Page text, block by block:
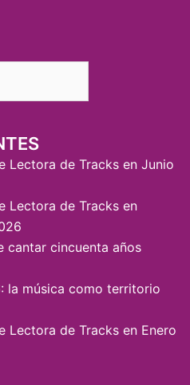
Lectora de Tracks en Junio
Lectora de Tracks en
cantar cincuenta años
la música como territorio
Lectora de Tracks en Enero